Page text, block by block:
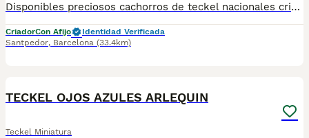
Disponibles preciosos cachorros de teckel nacionales criados en nuestras instalaciones, en un ambiente familiar y responsable. Nuestros cachorros se entregan con cartilla de primera vacunación, vacunas correspondientes a su edad, desparasitados interna y externamente, y con microchip implantado y dado de alta. Además, realizamos un contrato de garantía que incluye: • Garantía vírica de 15 días. • Garantía congénita de 1 año. Desde la fecha de entrega del cachorro. Nos comprometemos al 100% con la salud, el bienestar y el cuidado de nuestros pequeños. Disponemos de Núcleo Zoológico Para más información, imágenes o cualquier consulta sin compromiso, pueden contactar con nosotros en los teléfonos: CRISTINA 📞 722 788 399 📞 932 514 529
CriadorCon Afijo
Identidad Verificada
Santpedor, Barcelona (33.4km)
TECKEL OJOS AZULES ARLEQUIN
Teckel Miniatura